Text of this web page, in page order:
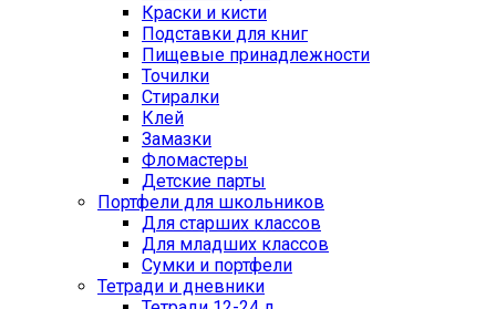
Краски и кисти
Подставки для книг
Пищевые принадлежности
Точилки
Стиралки
Клей
Замазки
Фломастеры
Детские парты
Портфели для школьников
Для старших классов
Для младших классов
Сумки и портфели
Тетради и дневники